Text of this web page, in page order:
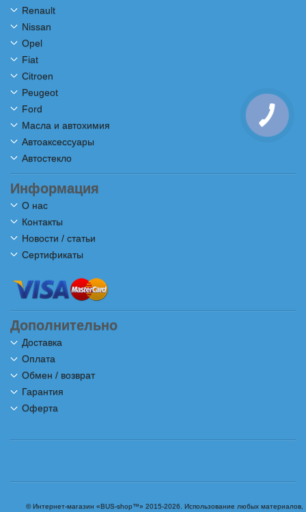
Renault
Nissan
Opel
Fiat
Citroen
Peugeot
Ford
Масла и автохимия
Автоаксессуары
Автостекло
Информация
О нас
Контакты
Новости / статьи
Сертификаты
Дополнительно
Доставка
Оплата
Обмен / возврат
Гарантия
Оферта
© Интернет-магазин «BUS-shop™» 2015-2026. Использование любых материалов,